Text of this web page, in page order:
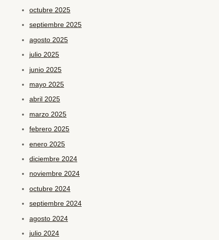
octubre 2025
septiembre 2025
agosto 2025
julio 2025
junio 2025
mayo 2025
abril 2025
marzo 2025
febrero 2025
enero 2025
diciembre 2024
noviembre 2024
octubre 2024
septiembre 2024
agosto 2024
julio 2024